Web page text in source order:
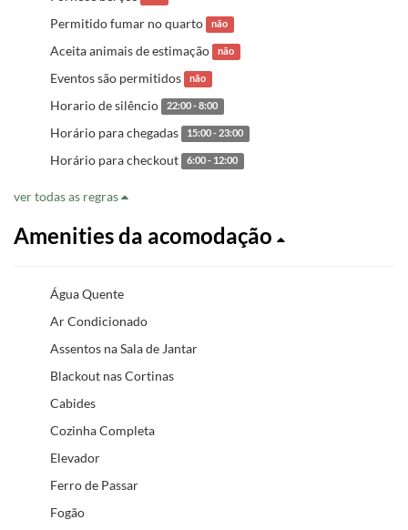
Permitido fumar no quarto não
Aceita animais de estimação não
Eventos são permitidos não
Horario de silêncio 22:00 - 8:00
Horário para chegadas 15:00 - 23:00
Horário para checkout 6:00 - 12:00
ver todas as regras
Amenities da acomodação
Água Quente
Ar Condicionado
Assentos na Sala de Jantar
Blackout nas Cortinas
Cabides
Cozinha Completa
Elevador
Ferro de Passar
Fogão